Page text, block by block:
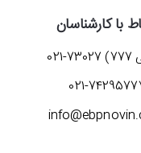
با کارشناسان
021-